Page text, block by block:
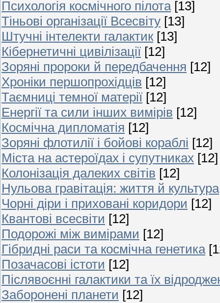
Психологія космічного пілота [13]
Тіньові організації Всесвіту [13]
Штучні інтелекти галактик [13]
Кібернетичні цивілізації [12]
Зоряні пророки й передбачення [12]
Хроніки першопрохідців [12]
Таємниці темної матерії [12]
Енергії та сили інших вимірів [12]
Космічна дипломатія [12]
Зоряні флотилії і бойові кораблі [12]
Міста на астероїдах і супутниках [12]
Колонізація далеких світів [12]
Нульова гравітація: життя й культура
Чорні діри і приховані коридори [12]
Квантові всесвіти [12]
Подорожі між вимірами [12]
Гібридні раси та космічна генетика
Позачасові істоти [12]
Післявоєнні галактики та їх
Заборонені планети [12]